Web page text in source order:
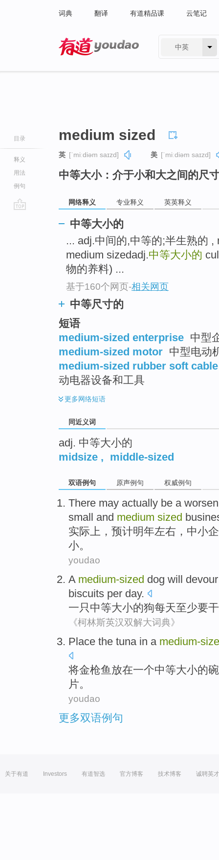
词典 翻译 有道精品课 云笔记
中英
目录
释义
用法
例句
medium sized
英 [ˈmiːdiəm saɪzd] 美 [ˈmiːdiəm saɪzd]
中等大小：介于小和大之间的尺
网络释义 专业释义 英英释义
中等大小的
... adj.中间的,中等的;半生熟的
medium sizedadj.中等大小的
物的养料) ...
基于160个网页-相关网页
中等尺寸的
短语
medium-sized enterprise 中型
medium-sized motor 中型电动
medium-sized rubber soft cable
动电器设备和工具
更多网络短语
同近义词
adj. 中等大小的
midsize , middle-sized
双语例句 原声例句 权威例句
There may actually be a
small and medium sized
实际上 ，预计明年左右， 中小
小。
youdao
A medium-sized dog will devour
biscuits per day.
一只中等大小的狗每天至少要
《柯林斯英汉双解大词典》
Place the tuna in a medium-
将金枪鱼放在一个中等大小的
片。
youdao
更多双语例句
关于有道 Investors 有道智选 官方博客 技术博客 诚聘英才